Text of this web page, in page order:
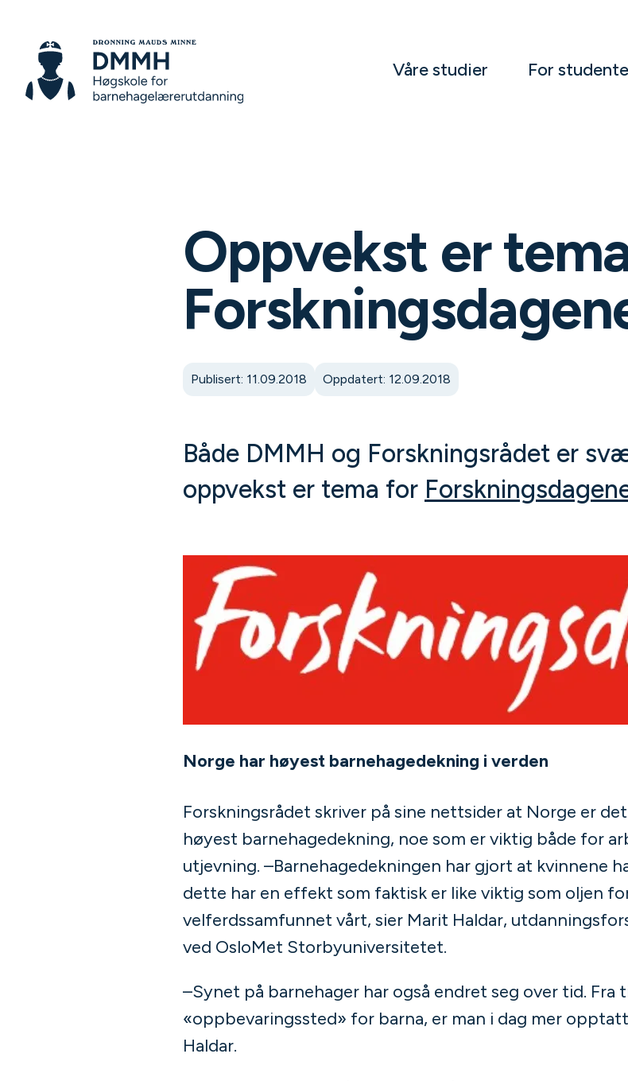
Våre studier For
Oppvekst er
Publisert: 11.09.2018 Oppdatert: 12.09.2018
Både DMMH og Forskningsrådet er
oppvekst er tema for
Norge har høyest barnehagedekning i verden
Forskningsrådet skriver på sine nettsider at Norge er
høyest barnehagedekning, noe som er viktig både for
utjevning. –Barnehagedekningen har gjort at kvinnene
dette har en effekt som faktisk er like viktig som oljen
velferdssamfunnet vårt, sier Marit Haldar,
ved OsloMet Storbyuniversitetet.
–Synet på barnehager har også endret seg over tid. Fra
«oppbevaringssted» for barna, er man i dag mer
Haldar.